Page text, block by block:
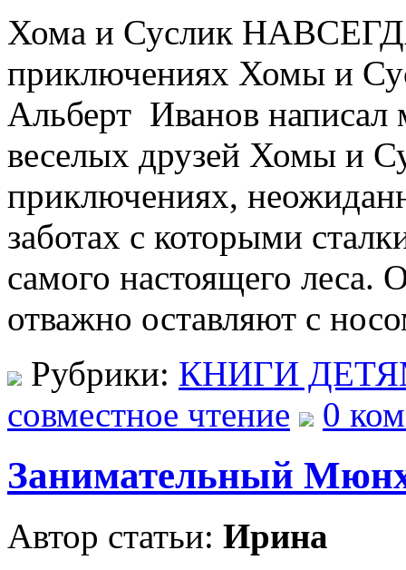
Хома и Суслик
приключениях Хомы и
Альберт Иванов
веселых друзей Хомы и
приключениях,
заботах с которыми
самого настоящего леса.
отважно оставляют с
Рубрики: КНИГИ
совместное чтение
0
Занимательный
Автор статьи: Ирина